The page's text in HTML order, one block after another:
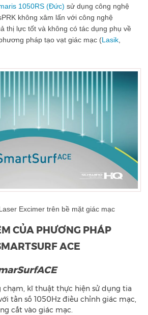
1050RS (Đức) sử dụng công nghệ
không xâm lấn với công nghệ
thị lực tốt và không có tác dụng phụ về
pháp tạo vạt giác mạc (Lasik,
Excimer trên bề mặt giác mạc
CỦA PHƯƠNG PHÁP
ACE
chạm, kĩ thuật thực hiện sử dụng tia
tần số 1050Hz điều chỉnh giác mạc,
cắt vào giác mạc.